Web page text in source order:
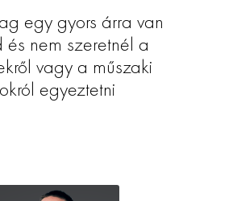
egy gyors árra van
és nem szeretnél a
vagy a műszaki
egyeztetni